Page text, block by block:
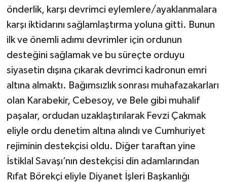
önderlik, karşı devrimci eylemlere/ayaklanmalara
karşı iktidarını sağlamlaştırma yoluna gitti. Bunun
ilk ve önemli adımı devrimler için ordunun
desteğini sağlamak ve bu süreçte orduyu
siyasetin dışına çıkarak devrimci kadronun emri
altına almaktı. Bağımsızlık sonrası muhafazakarları
olan Karabekir, Cebesoy, ve Bele gibi muhalif
paşalar, ordudan uzaklaştırılarak Fevzi Çakmak
eliyle ordu denetim altına alındı ve Cumhuriyet
rejiminin destekçisi oldu. Diğer taraftan yine
İstiklal Savaşı’nın destekçisi din adamlarından
Rıfat Börekçi eliyle Diyanet İşleri Başkanlığı